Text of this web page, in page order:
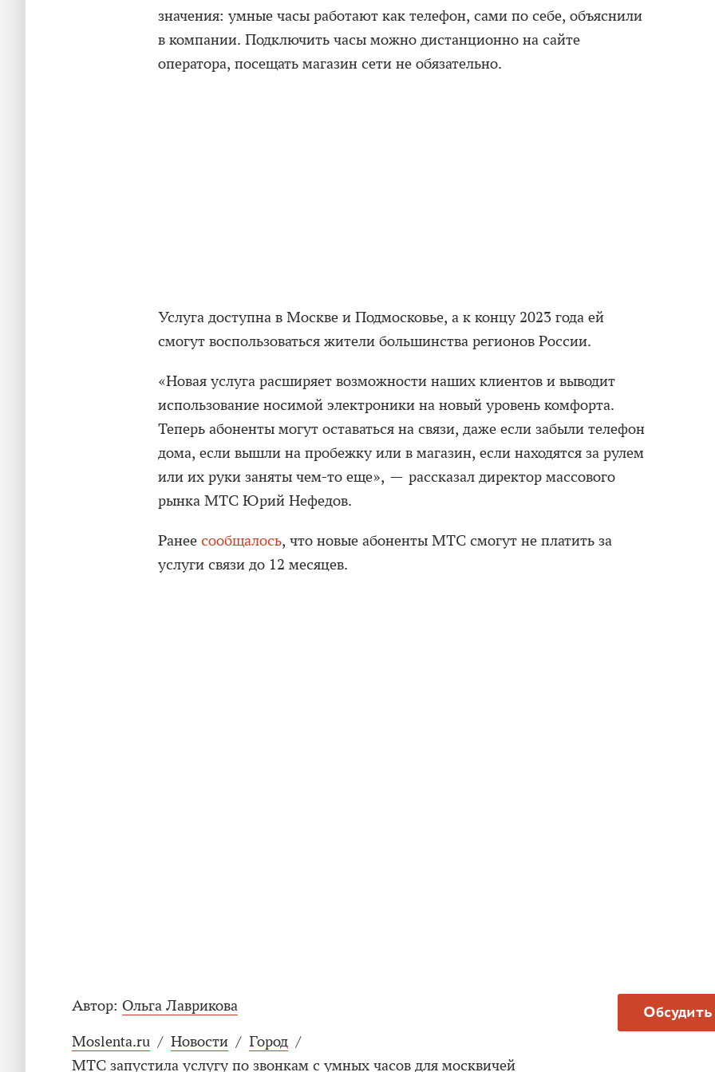
значения: умные часы работают как телефон, сами по себе, объяснили
в компании. Подключить часы можно дистанционно на сайте
оператора, посещать магазин сети не обязательно.
Услуга доступна в Москве и Подмосковье, а к концу 2023 года ей
смогут воспользоваться жители большинства регионов России.
«Новая услуга расширяет возможности наших клиентов и выводит
использование носимой электроники на новый уровень комфорта.
Теперь абоненты могут оставаться на связи, даже если забыли телефон
дома, если вышли на пробежку или в магазин, если находятся за рулем
или их руки заняты чем-то еще», — рассказал директор массового
рынка МТС Юрий Нефедов.
Ранее сообщалось, что новые абоненты МТС смогут не платить за
услуги связи до 12 месяцев.
Обсудить
Автор: Ольга Лаврикова
Moslenta.ru / Новости / Город /
МТС запустила услугу по звонкам с умных часов для москвичей